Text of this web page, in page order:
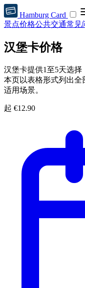
Hamburg Card
景点价格公共交通常见
汉堡卡价格
汉堡卡提供1至5天选择
本页以表格形式列出
适用场景。
起 €12.90